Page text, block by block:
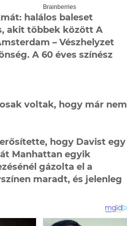
halálos baleset
akit többek között A
– Vészhelyzet
A 60 éves színész
voltak, hogy már nem
hogy Davist egy
Manhattan egyik
gázolta el a
maradt, és jelenleg